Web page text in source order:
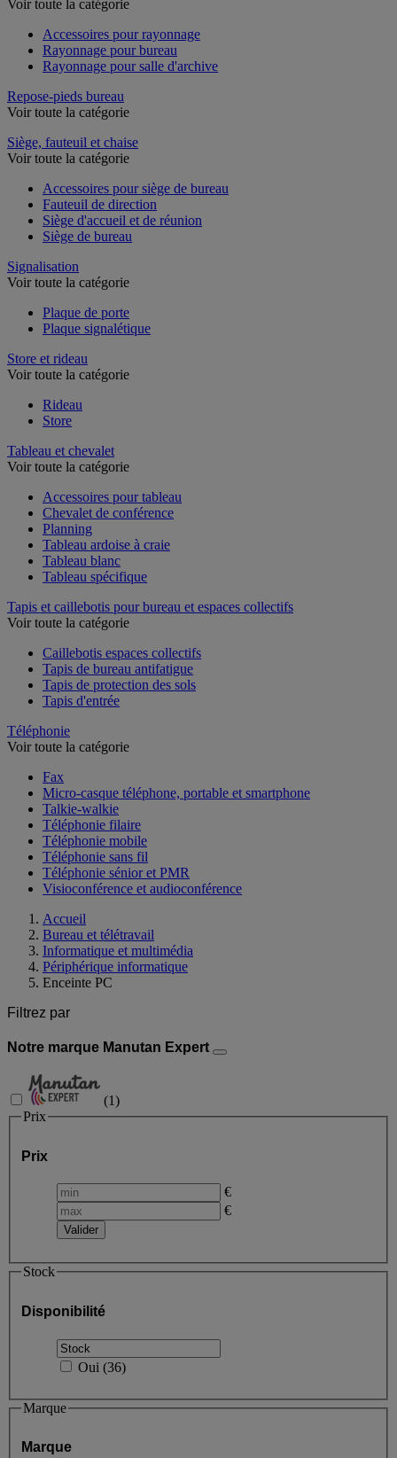
Voir toute la catégorie
Accessoires pour rayonnage
Rayonnage pour bureau
Rayonnage pour salle d'archive
Repose-pieds bureau
Voir toute la catégorie
Siège, fauteuil et chaise
Voir toute la catégorie
Accessoires pour siège de bureau
Fauteuil de direction
Siège d'accueil et de réunion
Siège de bureau
Signalisation
Voir toute la catégorie
Plaque de porte
Plaque signalétique
Store et rideau
Voir toute la catégorie
Rideau
Store
Tableau et chevalet
Voir toute la catégorie
Accessoires pour tableau
Chevalet de conférence
Planning
Tableau ardoise à craie
Tableau blanc
Tableau spécifique
Tapis et caillebotis pour bureau et espaces collectifs
Voir toute la catégorie
Caillebotis espaces collectifs
Tapis de bureau antifatigue
Tapis de protection des sols
Tapis d'entrée
Téléphonie
Voir toute la catégorie
Fax
Micro-casque téléphone, portable et smartphone
Talkie-walkie
Téléphonie filaire
Téléphonie mobile
Téléphonie sans fil
Téléphonie sénior et PMR
Visioconférence et audioconférence
Accueil
Bureau et télétravail
Informatique et multimédia
Périphérique informatique
Enceinte PC
Filtrez par
Notre marque Manutan Expert
(1)
Prix
Prix
€
€
Stock
Disponibilité
Oui (36)
Marque
Marque